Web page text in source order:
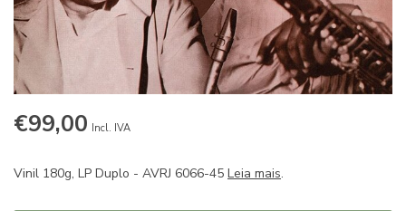
€99,00 Incl. IVA
Vinil 180g, LP Duplo - AVRJ 6066-45 Leia mais.